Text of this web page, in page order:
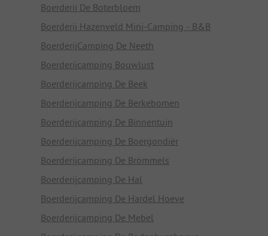
Boerderij De Boterbloem
Boerderij Hazenveld Mini-Camping - B&B
BoerderijCamping De Neeth
Boerderijcamping Bouwlust
Boerderijcamping De Beek
Boerderijcamping De Berkebomen
Boerderijcamping De Binnentuin
Boerderijcamping De Boergondiër
Boerderijcamping De Brömmels
Boerderijcamping De Hal
Boerderijcamping De Hardel Hoeve
Boerderijcamping De Mebel